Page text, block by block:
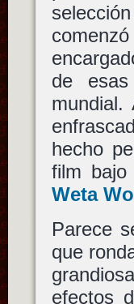
de
hecho
film
Weta
Parece
que
efectos